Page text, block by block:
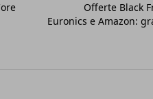
Offerte Black
Euronics e Amazon: